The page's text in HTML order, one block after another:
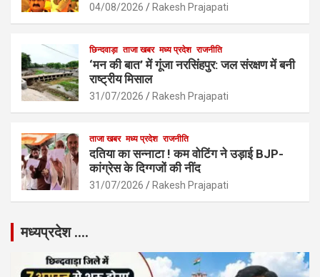
04/08/2026 Rakesh Prajapati
छिन्दवाड़ा ताजा खबर मध्य प्रदेश राजनीति
‘मन की बात’ में गूंजा नरसिंहपुर: जल संरक्षण में बनी
राष्ट्रीय मिसाल
31/07/2026 Rakesh Prajapati
ताजा खबर मध्य प्रदेश राजनीति
दतिया का सन्नाटा ! कम वोटिंग ने उड़ाई BJP-
कांग्रेस के दिग्गजों की नींद
31/07/2026 Rakesh Prajapati
मध्यप्रदेश ….